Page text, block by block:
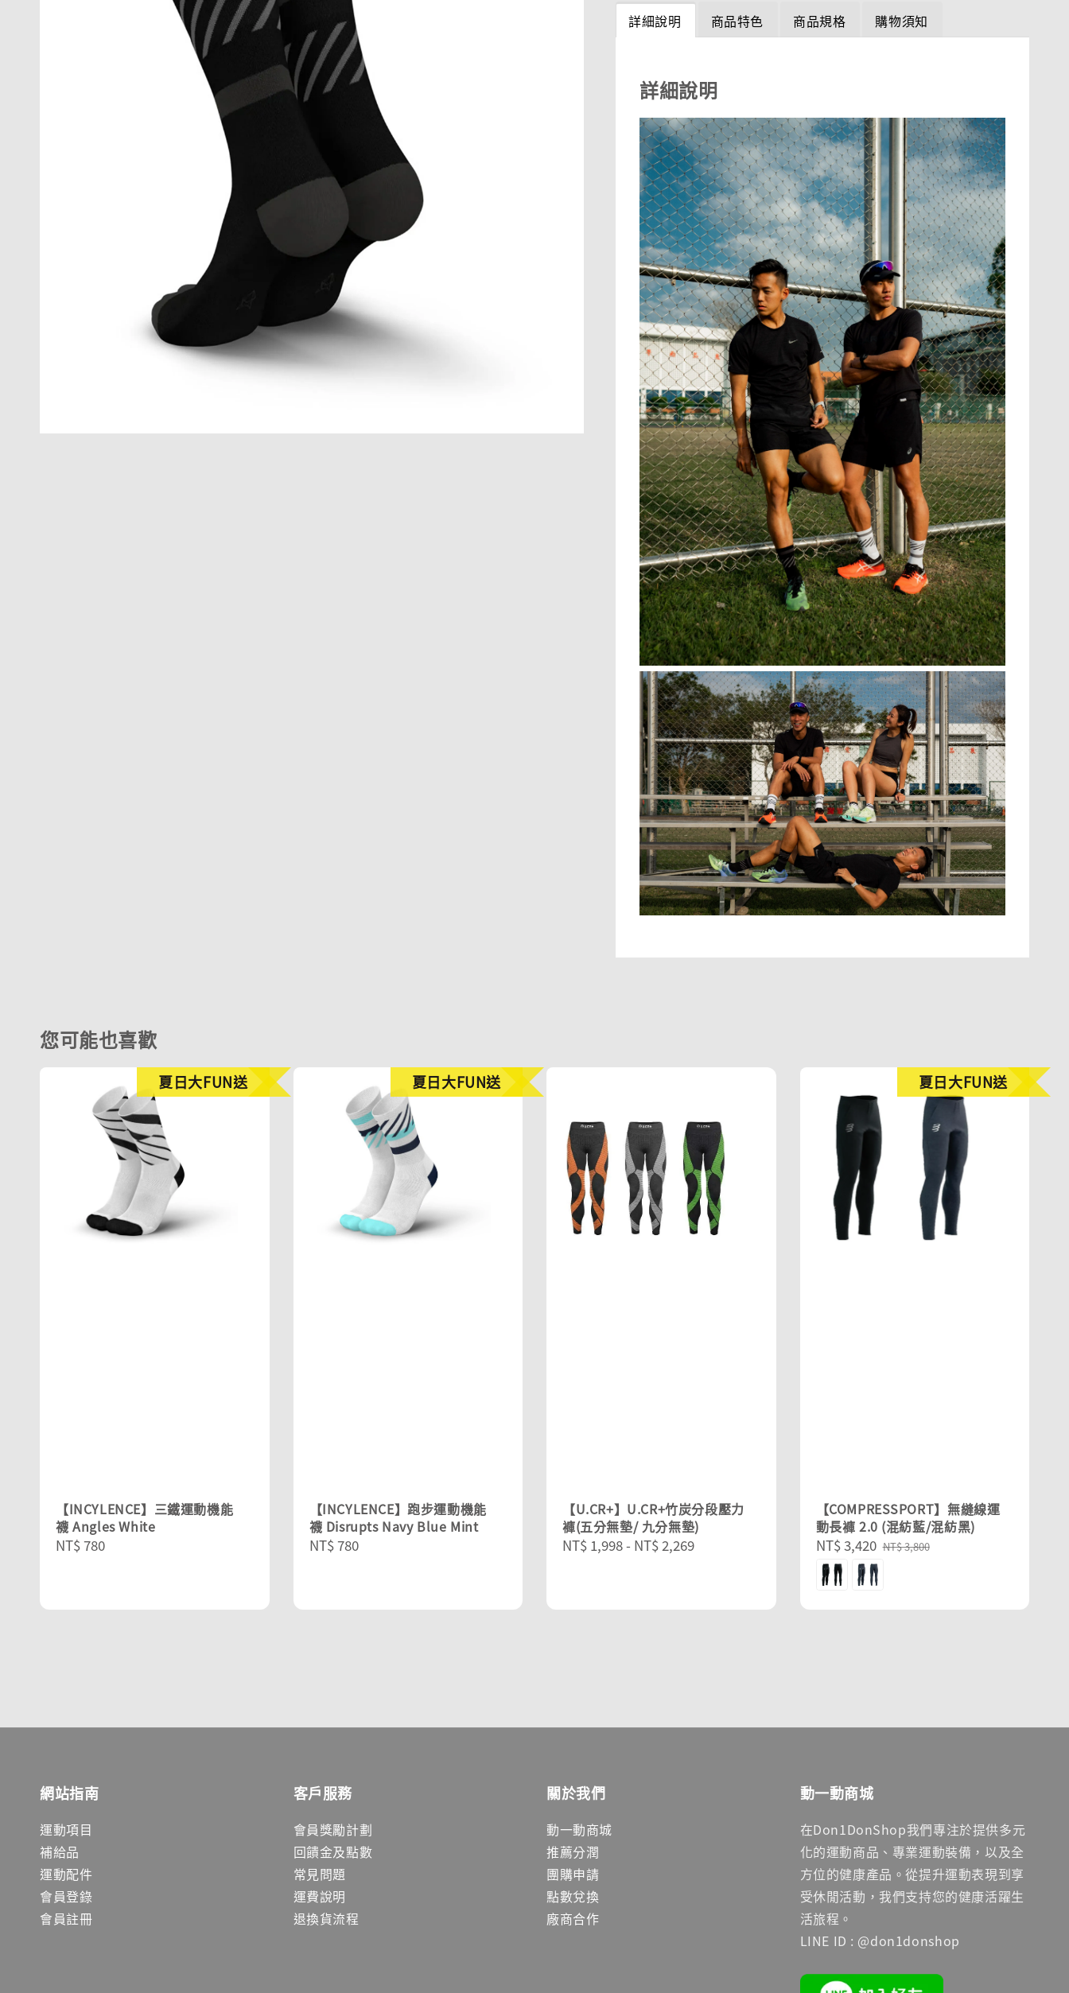
詳細說明 商品特色 商品規格 購物須知
詳細說明
您可能也喜歡
夏日大FUN送
【INCYLENCE】三鐵運動機能
襪 Angles White
Regular
NT$ 780
夏日大FUN送
【INCYLENCE】跑步運動機能
襪 Disrupts Navy Blue Mint
Regular
NT$ 780
【U.CR+】U.CR+竹炭分段壓力
褲(五分無墊/ 九分無墊)
Regular
NT$ 1,998- NT$ 2,269
夏日大FUN送
【COMPRESSPORT】無縫線運
動長褲 2.0 (混紡藍/混紡黑)
Sale
price
NT$ 3,420 Regular
NT$ 3,800
網站指南
運動項目
補給品
運動配件
會員登錄
會員註冊
客戶服務
會員獎勵計劃
回饋金及點數
常見問題
運費說明
退換貨流程
關於我們
動一動商城
推薦分潤
團購申請
點數兌換
廠商合作
動一動商城
在Don1DonShop我們專注於提供多元
化的運動商品、專業運動裝備，以及全
方位的健康產品。從提升運動表現到享
受休閒活動，我們支持您的健康活躍生
活旅程。
LINE ID : @don1donshop